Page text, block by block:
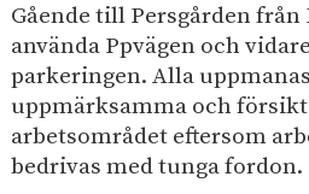
Gående till Persgården
använda Ppvägen och
parkeringen. Alla
uppmärksamma och
arbetsområdet eftersom
bedrivas med tunga fordon.​